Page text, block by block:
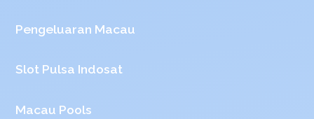
Pengeluaran Macau
Slot Pulsa Indosat
Macau Pools